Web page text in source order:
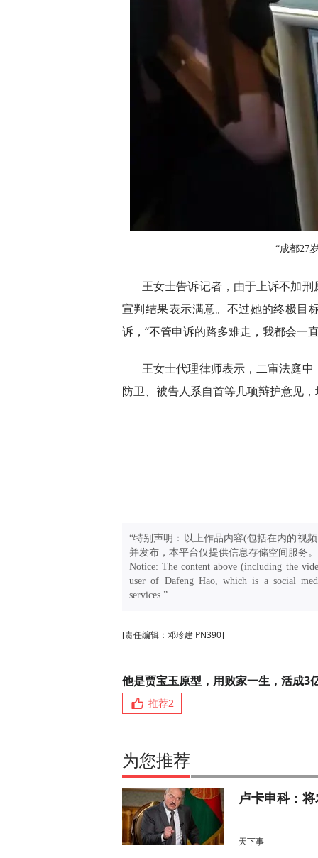
“成都27
王女士告诉记者，由于上诉不加
宣判结果表示满意。不过她的终极目
诉，“不管申诉的路多难走，我都会一
王女士代理律师表示，二审法庭
防卫、被告人系自首等几项辩护意见
“特别声明：以上作品内容(包括在内的视
并发布，本平台仅提供信息存储空间服务。
Notice: The content above (including the
user of Dafeng Hao, which is a social
services.”
[责任编辑：邓珍建 PN390]
他是贾宝玉原型，用败家一生，活成3
推荐2
为您推荐
卢卡申科：
天下事